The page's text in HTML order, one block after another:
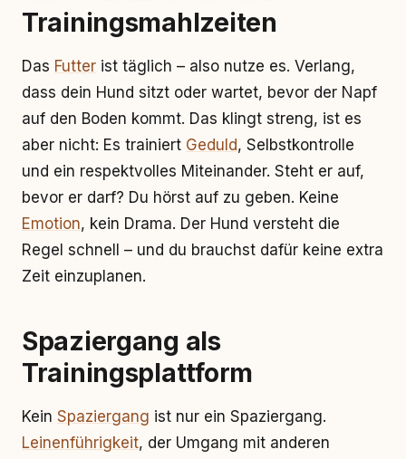
Trainingsmahlzeiten
Das Futter ist täglich – also nutze es. Verlang,
dass dein Hund sitzt oder wartet, bevor der Napf
auf den Boden kommt. Das klingt streng, ist es
aber nicht: Es trainiert Geduld, Selbstkontrolle
und ein respektvolles Miteinander. Steht er auf,
bevor er darf? Du hörst auf zu geben. Keine
Emotion, kein Drama. Der Hund versteht die
Regel schnell – und du brauchst dafür keine extra
Zeit einzuplanen.
Spaziergang als
Trainingsplattform
Kein Spaziergang ist nur ein Spaziergang.
Leinenführigkeit, der Umgang mit anderen